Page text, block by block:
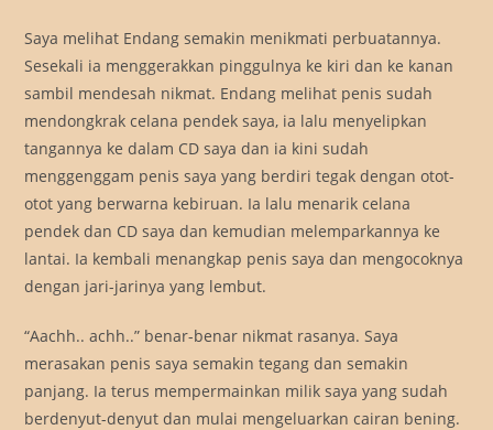
Saya melihat Endang semakin menikmati perbuatannya.
Sesekali ia menggerakkan pinggulnya ke kiri dan ke kanan
sambil mendesah nikmat. Endang melihat penis sudah
mendongkrak celana pendek saya, ia lalu menyelipkan
tangannya ke dalam CD saya dan ia kini sudah
menggenggam penis saya yang berdiri tegak dengan otot-
otot yang berwarna kebiruan. Ia lalu menarik celana
pendek dan CD saya dan kemudian melemparkannya ke
lantai. Ia kembali menangkap penis saya dan mengocoknya
dengan jari-jarinya yang lembut.
“Aachh.. achh..” benar-benar nikmat rasanya. Saya
merasakan penis saya semakin tegang dan semakin
panjang. Ia terus mempermainkan milik saya yang sudah
berdenyut-denyut dan mulai mengeluarkan cairan bening.